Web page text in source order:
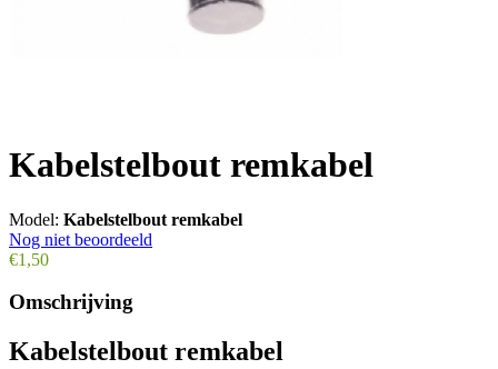
Kabelstelbout remkabel
Model: Kabelstelbout remkabel
Nog niet beoordeeld
€1,50
Omschrijving
Kabelstelbout remkabel